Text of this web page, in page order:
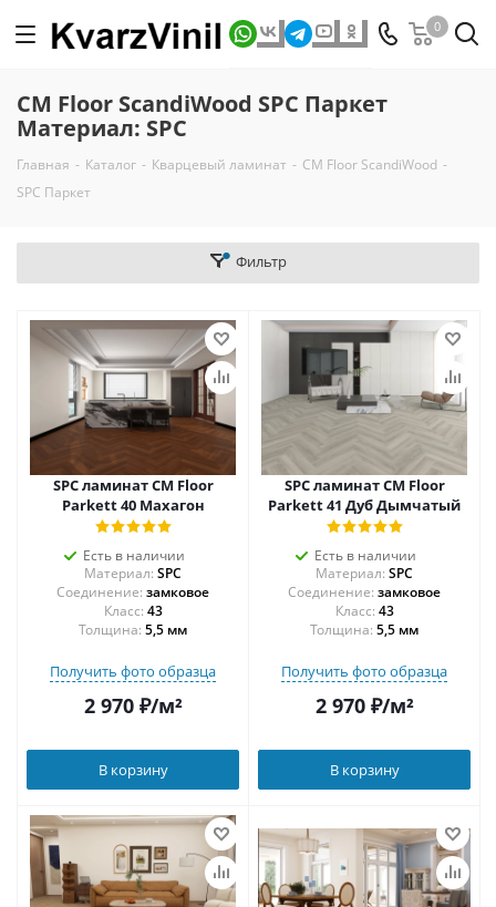
0
CM Floor ScandiWood SPC Паркет
Материал: SPC
Главная - Каталог - Кварцевый ламинат - CM Floor ScandiWood -
SPC Паркет
Фильтр
SPC ламинат CM Floor
Parkett 40 Махагон
Есть в наличии
Материал: SPC
Соединение: замковое
43
Толщина: 5,5 мм
Получить фото образца
2 970₽/м²
В корзину
SPC ламинат CM Floor
Parkett 41 Дуб Дымчатый
Есть в наличии
Материал: SPC
Соединение: замковое
43
Толщина: 5,5 мм
Получить фото образца
2 970₽/м²
В корзину